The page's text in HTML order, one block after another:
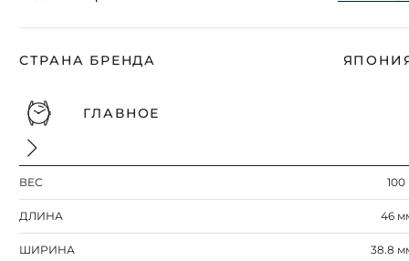
СТРАНА БРЕНДА
ГЛАВНОЕ
ВЕС 100
ДЛИНА 46
ШИРИНА 38.8